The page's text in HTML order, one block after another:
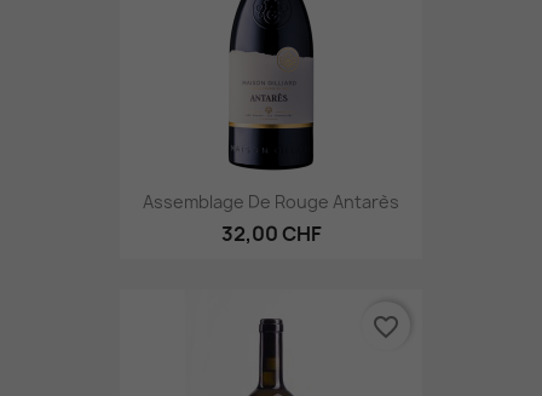
Assemblage De Rouge Antarès
32,00 CHF
favorite_border